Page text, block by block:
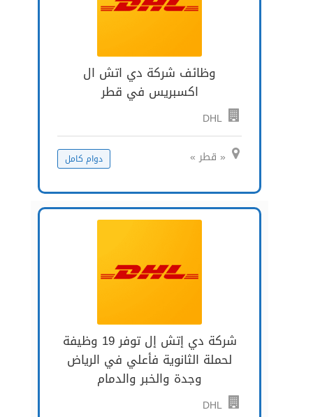
وظائف شركة دي اتش ال
اكسبريس في قطر
DHL
« قطر » دوام كامل
شركة دي إتش إل توفر 19 وظيفة
لحملة الثانوية فأعلي في الرياض
وجدة والخبر والدمام
DHL